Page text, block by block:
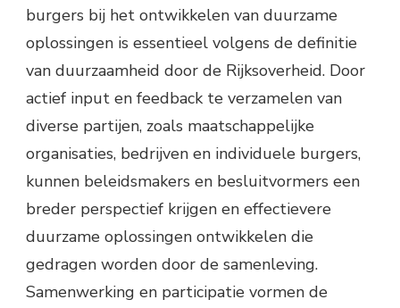
burgers bij het ontwikkelen van duurzame
oplossingen is essentieel volgens de definitie
van duurzaamheid door de Rijksoverheid. Door
actief input en feedback te verzamelen van
diverse partijen, zoals maatschappelijke
organisaties, bedrijven en individuele burgers,
kunnen beleidsmakers en besluitvormers een
breder perspectief krijgen en effectievere
duurzame oplossingen ontwikkelen die
gedragen worden door de samenleving.
Samenwerking en participatie vormen de